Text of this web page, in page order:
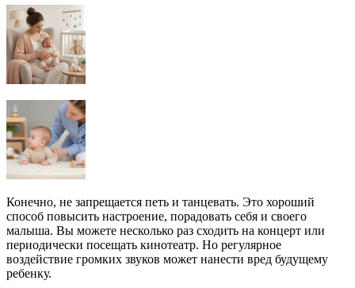
Конечно, не запрещается петь и танцевать. Это хороший
способ повысить настроение, порадовать себя и своего
малыша. Вы можете несколько раз сходить на концерт или
периодически посещать кинотеатр. Но регулярное
воздействие громких звуков может нанести вред будущему
ребенку.